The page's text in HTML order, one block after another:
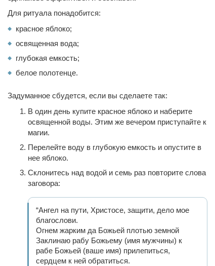
Для ритуала понадобится:
красное яблоко;
освященная вода;
глубокая емкость;
белое полотенце.
Задуманное сбудется, если вы сделаете так:
В один день купите красное яблоко и наберите
освященной воды. Этим же вечером приступайте к
магии.
Перелейте воду в глубокую емкость и опустите в
нее яблоко.
Склонитесь над водой и семь раз повторите слова
заговора:
“Ангел на пути, Христосе, защити, дело мое
благослови.
Огнем жарким да Божьей плотью земной
Заклинаю рабу Божьему (имя мужчины) к
рабе Божьей (ваше имя) прилепиться,
сердцем к ней обратиться.